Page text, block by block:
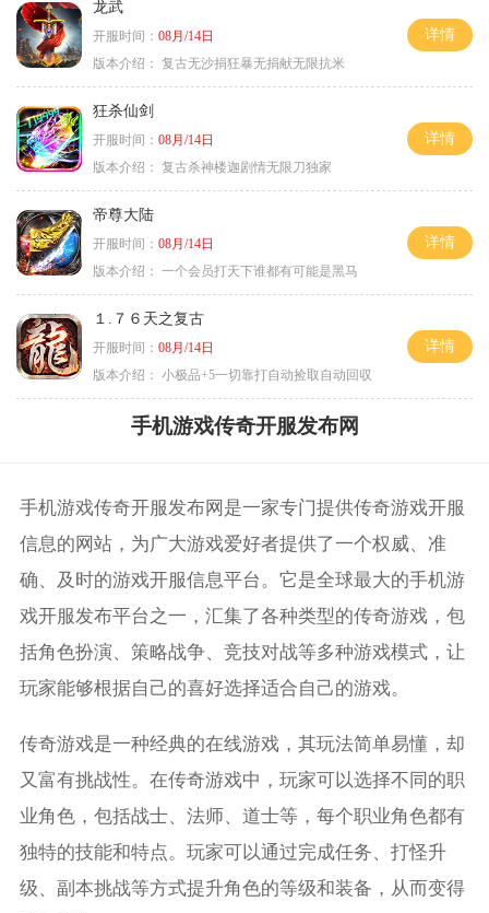
龙武
开服时间： 08月/14日
版本介绍： 复古无沙捐狂暴无捐献无限抗米
详情
狂杀仙剑
开服时间： 08月/14日
版本介绍： 复古杀神楼迦剧情无限刀独家
详情
帝尊大陆
开服时间： 08月/14日
版本介绍： 一个会员打天下谁都有可能是黑马
详情
１.７６天之复古
开服时间： 08月/14日
版本介绍： 小极品+5一切靠打自动捡取自动回収
详情
手机游戏传奇开服发布网
手机游戏传奇开服发布网是一家专门提供传奇游戏开服
信息的网站，为广大游戏爱好者提供了一个权威、准
确、及时的游戏开服信息平台。它是全球最大的手机游
戏开服发布平台之一，汇集了各种类型的传奇游戏，包
括角色扮演、策略战争、竞技对战等多种游戏模式，让
玩家能够根据自己的喜好选择适合自己的游戏。
传奇游戏是一种经典的在线游戏，其玩法简单易懂，却
又富有挑战性。在传奇游戏中，玩家可以选择不同的职
业角色，包括战士、法师、道士等，每个职业角色都有
独特的技能和特点。玩家可以通过完成任务、打怪升
级、副本挑战等方式提升角色的等级和装备，从而变得